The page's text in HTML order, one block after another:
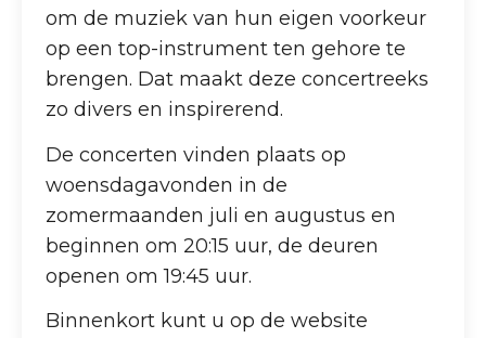
om de muziek van hun eigen voorkeur
op een top-instrument ten gehore te
brengen. Dat maakt deze concertreeks
zo divers en inspirerend.
De concerten vinden plaats op
woensdagavonden in de
zomermaanden juli en augustus en
beginnen om 20:15 uur, de deuren
openen om 19:45 uur.
Binnenkort kunt u op de website